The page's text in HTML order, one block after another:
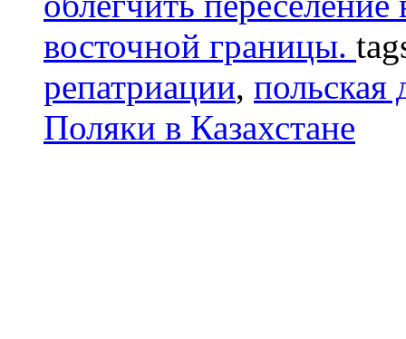
восточной границы.
репатриации,
Поляки в Казахстане